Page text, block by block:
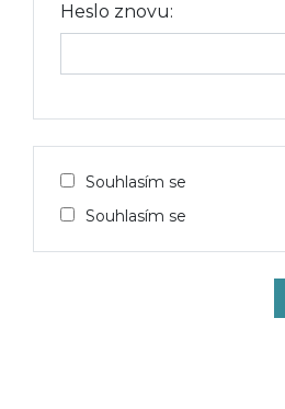
Heslo znovu:
Souhlasím se
Souhlasím se